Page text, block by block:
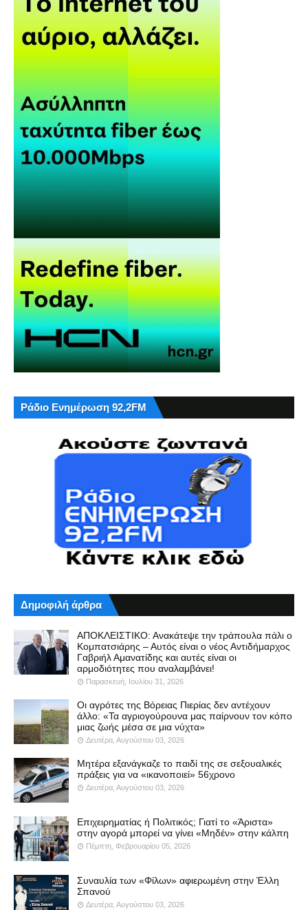
Ράδιο Ενημέρωση 92,2FM
Δημοφιλή άρθρα
ΑΠΟΚΛΕΙΣΤΙΚΟ: Ανακάτεψε την τράπουλα πάλι ο
Κομπατσιάρης – Αυτός είναι ο νέος Αντιδήμαρχος
Γαβριήλ Αμανατίδης και αυτές είναι οι
αρμοδιότητες που αναλαμβάνει!
Παρασκευή, Ιουλίου 31, 2026
Οι αγρότες της Βόρειας Πιερίας δεν αντέχουν
άλλο: «Τα αγριογούρουνα μας παίρνουν τον κόπο
μιας ζωής μέσα σε μια νύχτα»
Δευτέρα, Αυγούστου 03, 2026
Μητέρα εξανάγκαζε το παιδί της σε σεξουαλικές
πράξεις για να «ικανοποιεί» 56χρονο
Δευτέρα, Αυγούστου 03, 2026
Επιχειρηματίας ή Πολιτικός; Γιατί το «Άριστα»
στην αγορά μπορεί να γίνει «Μηδέν» στην κάλπη
Πέμπτη, Φεβρουαρίου 05, 2026
Συναυλία των «Φίλων» αφιερωμένη στην Έλλη
Σπανού
Δευτέρα, Αυγούστου 03, 2026